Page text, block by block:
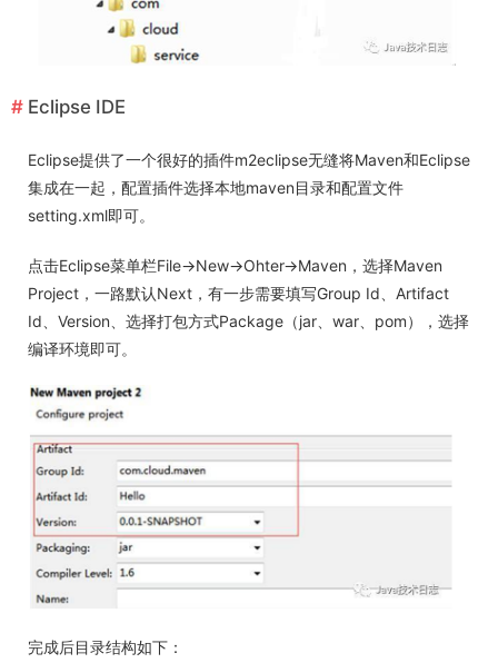
Eclipse IDE
Eclipse提供了一个很好的插件m2eclipse无缝将Maven和Eclipse
集成在一起，配置插件选择本地maven目录和配置文件
setting.xml即可。
点击Eclipse菜单栏File->New->Ohter->Maven，选择Maven
Project，一路默认Next，有一步需要填写Group Id、Artifact
Id、Version、选择打包方式Package（jar、war、pom），选择
编译环境即可。
完成后目录结构如下：